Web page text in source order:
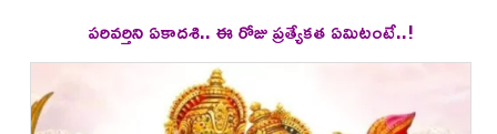
పరివర్తిని ఏకాదశి.. ఈ రోజు ప్రత్యేకత ఏమిటంటే..!